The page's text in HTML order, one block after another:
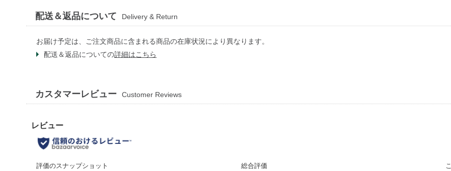
配送＆返品について Delivery & Return
お届け予定は、ご注文商品に含まれる商品の在庫状況により異なります。
配送＆返品についての詳細はこちら
カスタマーレビュー Customer Reviews